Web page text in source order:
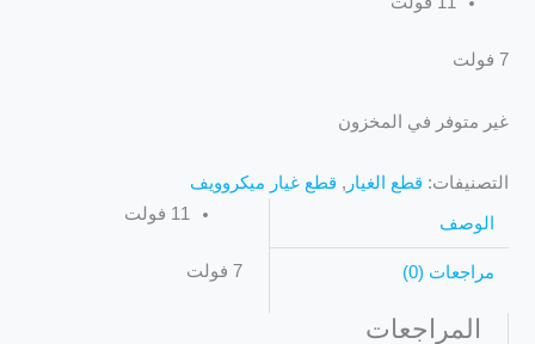
7 فولت
غير متوفر في المخزون
التصنيفات: قطع الغيار , قطع غيار ميكروويف
الوصف
مراجعات (0)
11 فولت
7 فولت
المراجعات